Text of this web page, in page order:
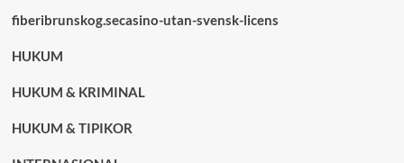
fiberibrunskog.secasino-utan-svensk-licens
HUKUM
HUKUM & KRIMINAL
HUKUM & TIPIKOR